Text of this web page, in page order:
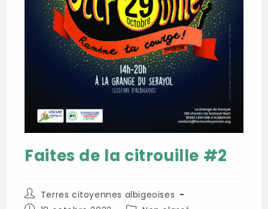
Faites de la citrouille #2
Auteur/autrice
de
Terres citoyennes albigeoises